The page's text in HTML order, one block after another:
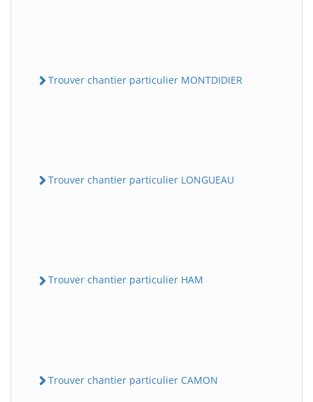
Trouver chantier particulier MONTDIDIER
Trouver chantier particulier LONGUEAU
Trouver chantier particulier HAM
Trouver chantier particulier CAMON